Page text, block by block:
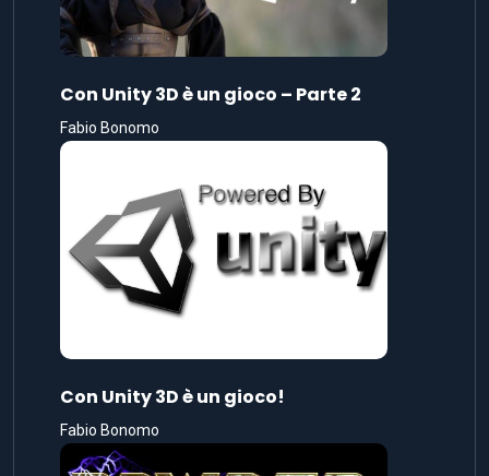
Con Unity 3D è un gioco – Parte 2
Fabio Bonomo
Con Unity 3D è un gioco!
Fabio Bonomo